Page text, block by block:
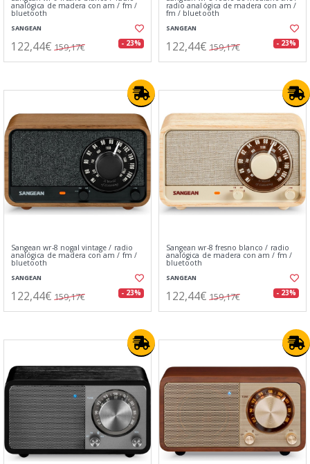
analógica de madera con am / fm /
bluetooth
SANGEAN
122,44€ 159,17€ - 23%
radio analógica de madera con am /
fm / bluetooth
SANGEAN
122,44€ 159,17€ - 23%
Sangean wr-8 nogal vintage / radio
analógica de madera con am / fm /
bluetooth
SANGEAN
122,44€ 159,17€ - 23%
Sangean wr-8 fresno blanco / radio
analógica de madera con am / fm /
bluetooth
SANGEAN
122,44€ 159,17€ - 23%